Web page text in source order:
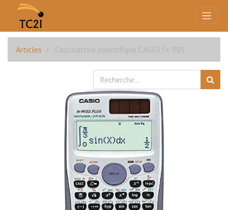
Articles Calculatrice scientifique CASIO fx 991